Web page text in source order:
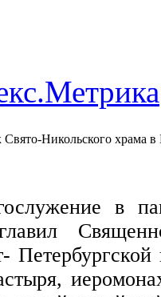
Никольского храма
в